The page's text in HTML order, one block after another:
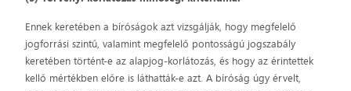
Ennek keretében a bíróságok azt vizsgálják, hogy megfelelő
jogforrási szintű, valamint megfelelő pontosságú jogszabály
keretében történt-e az alapjog-korlátozás, és hogy az érintettek
kellő mértékben előre is láthatták-e azt. A bíróság úgy érvelt,